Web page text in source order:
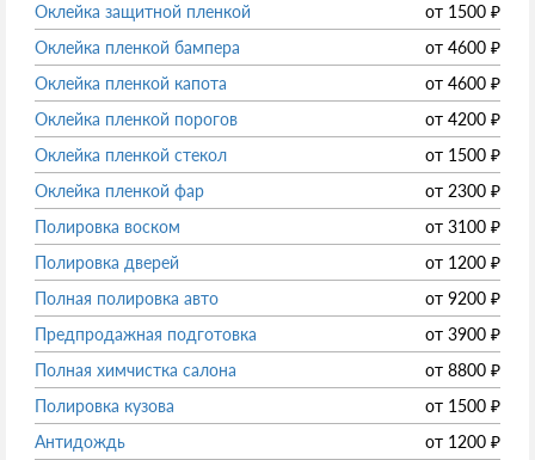
Оклейка защитной пленкой
от 1500 ₽
Оклейка пленкой бампера
от 4600 ₽
Оклейка пленкой капота
от 4600 ₽
Оклейка пленкой порогов
от 4200 ₽
Оклейка пленкой стекол
от 1500 ₽
Оклейка пленкой фар
от 2300 ₽
Полировка воском
от 3100 ₽
Полировка дверей
от 1200 ₽
Полная полировка авто
от 9200 ₽
Предпродажная подготовка
от 3900 ₽
Полная химчистка салона
от 8800 ₽
Полировка кузова
от 1500 ₽
Антидождь
от 1200 ₽